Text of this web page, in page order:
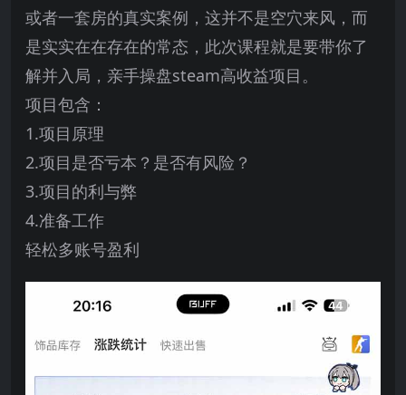
或者一套房的真实案例，这并不是空穴来风，而
是实实在在存在的常态，此次课程就是要带你了
解并入局，亲手操盘steam高收益项目。
项目包含：
1.项目原理
2.项目是否亏本？是否有风险？
3.项目的利与弊
4.准备工作
轻松多账号盈利